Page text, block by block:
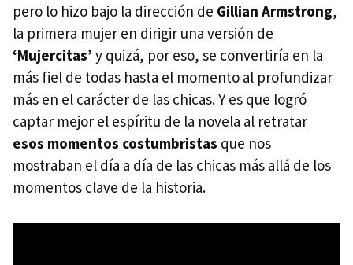
pero lo hizo bajo la dirección de Gillian Armstrong,
la primera mujer en dirigir una versión de
‘Mujercitas’ y quizá, por eso, se convertiría en la
más fiel de todas hasta el momento al profundizar
más en el carácter de las chicas. Y es que logró
captar mejor el espíritu de la novela al retratar
esos momentos costumbristas que nos
mostraban el día a día de las chicas más allá de los
momentos clave de la historia.